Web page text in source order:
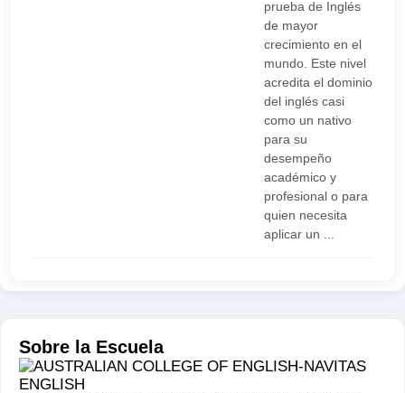
prueba de Inglés
de mayor
crecimiento en el
mundo. Este nivel
acredita el dominio
del inglés casi
como un nativo
para su
desempeño
académico y
profesional o para
quien necesita
aplicar un ...
Sobre la Escuela